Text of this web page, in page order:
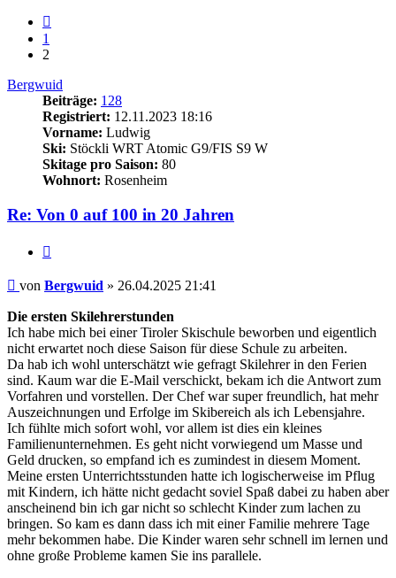
1
2
Bergwuid
Beiträge: 128
Registriert: 12.11.2023 18:16
Vorname: Ludwig
Ski: Stöckli WRT Atomic G9/FIS S9 W
Skitage pro Saison: 80
Wohnort: Rosenheim
Re: Von 0 auf 100 in 20 Jahren
Beitrag
von Bergwuid » 26.04.2025 21:41
Die ersten Skilehrerstunden
Ich habe mich bei einer Tiroler Skischule beworben und eigentlich
nicht erwartet noch diese Saison für diese Schule zu arbeiten.
Da hab ich wohl unterschätzt wie gefragt Skilehrer in den Ferien
sind. Kaum war die E-Mail verschickt, bekam ich die Antwort zum
Vorfahren und vorstellen. Der Chef war super freundlich, hat mehr
Auszeichnungen und Erfolge im Skibereich als ich Lebensjahre.
Ich fühlte mich sofort wohl, vor allem ist dies ein kleines
Familienunternehmen. Es geht nicht vorwiegend um Masse und
Geld drucken, so empfand ich es zumindest in diesem Moment.
Meine ersten Unterrichtsstunden hatte ich logischerweise im Pflug
mit Kindern, ich hätte nicht gedacht soviel Spaß dabei zu haben aber
anscheinend bin ich gar nicht so schlecht Kinder zum lachen zu
bringen. So kam es dann dass ich mit einer Familie mehrere Tage
mehr bekommen habe. Die Kinder waren sehr schnell im lernen und
ohne große Probleme kamen Sie ins parallele.